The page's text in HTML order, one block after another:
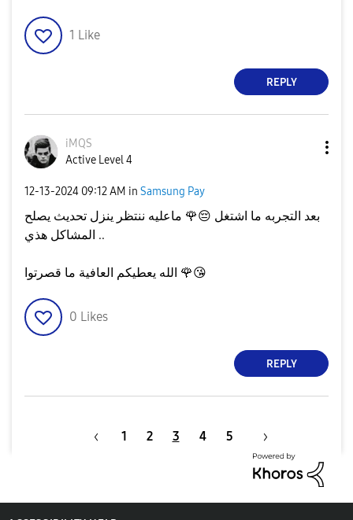
1 Like
REPLY
iMQS
Active Level 4
‎12-13-2024 09:12 AM in Samsung Pay
بعد التجربه ما اشتغل 😔
🌹 ماعليه ننتظر ينزل تحديث يصلح
المشاكل هذي ..
🌹😘
0 Likes
REPLY
1 2 3 4 5